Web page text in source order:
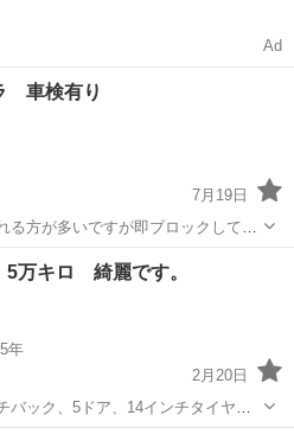
Ad
車検有り
7月19日
る方が多いですが即ブロックしてま
。 外装、内装、傷、使用感ありま
ミラ
万キロ 綺麗です。
年
2月20日
バック、5ドア、14インチタイヤ搭